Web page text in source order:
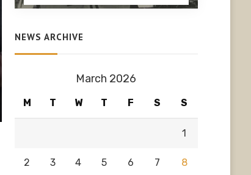
NEWS ARCHIVE
March 2026
M T W T F S S
1
2 3 4 5 6 7 8